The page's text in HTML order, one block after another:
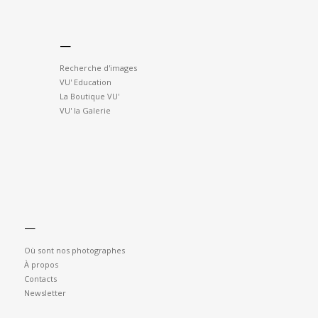
—
Recherche d'images
VU' Education
La Boutique VU'
VU' la Galerie
—
Où sont nos photographes
À propos
Contacts
Newsletter